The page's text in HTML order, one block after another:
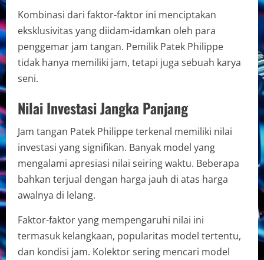
Kombinasi dari faktor-faktor ini menciptakan
eksklusivitas yang diidam-idamkan oleh para
penggemar jam tangan. Pemilik Patek Philippe
tidak hanya memiliki jam, tetapi juga sebuah karya
seni.
Nilai Investasi Jangka Panjang
Jam tangan Patek Philippe terkenal memiliki nilai
investasi yang signifikan. Banyak model yang
mengalami apresiasi nilai seiring waktu. Beberapa
bahkan terjual dengan harga jauh di atas harga
awalnya di lelang.
Faktor-faktor yang mempengaruhi nilai ini
termasuk kelangkaan, popularitas model tertentu,
dan kondisi jam. Kolektor sering mencari model